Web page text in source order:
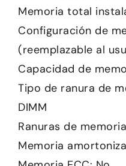
Memoria total
Configuración de
(reemplazable al
Capacidad de
Tipo de ranura de
DIMM
Ranuras de
Memoria